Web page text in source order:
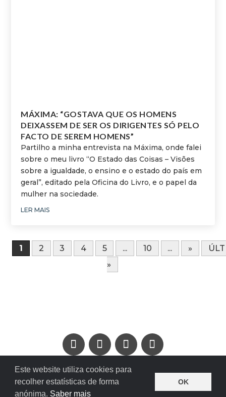
MÁXIMA: “GOSTAVA QUE OS HOMENS
DEIXASSEM DE SER OS DIRIGENTES SÓ PELO
FACTO DE SEREM HOMENS”
Partilho a minha entrevista na Máxima, onde falei
sobre o meu livro “O Estado das Coisas – Visões
sobre a igualdade, o ensino e o estado do país em
geral”, editado pela Oficina do Livro, e o papel da
mulher na sociedade.
LER MAIS
1 2 3 4 5 ... 10 ... »
»
POLÍTICA DE PRIVACIDADE
© Teresa Damásio
Este website utiliza cookies para
recolher estatísticas de forma
anónima. Saber mais
OK